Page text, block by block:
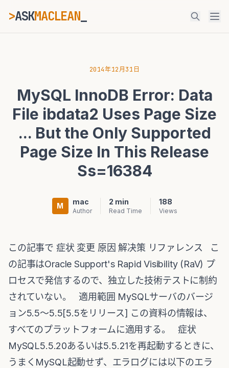
>ASKMACLEAN_
⌘K Ctrl+K
2014年12月31日
MySQL InnoDB Error: Data
File ibdata2 Uses Page Size
... But the Only Supported
Page Size In This Release
Ss=16384
M mac
Author
2 min
Read Time
188
Views
この記事で 症状 変更 原因 解决策 リファレンス こ
の記事はOracle Support's Rapid Visibility (RaV) プ
ロセスで発信するので、独立した技術テストに制約
されていない。 適用範囲 MySQLサーバのバージ
ョン5.5〜5.5[5.5をリリース] この資料の情報は、
すべてのプラットフォームに適用する。 症状
MySQL5.5.20あるいは5.5.21を再起動するときに、
うまくMySQL起動せず、エラログには以下のエラ